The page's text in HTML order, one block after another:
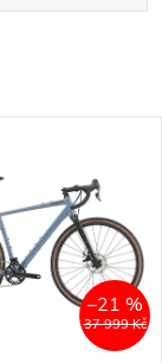
37 999 Kč
–21 %